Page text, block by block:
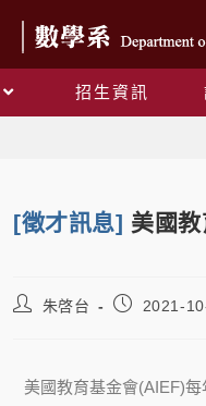
招生資訊
[徵才訊息] 美國
朱啓台 2021-
美國教育基金會(AIEF)